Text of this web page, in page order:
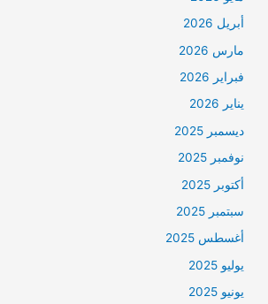
أبريل 2026
مارس 2026
فبراير 2026
يناير 2026
ديسمبر 2025
نوفمبر 2025
أكتوبر 2025
سبتمبر 2025
أغسطس 2025
يوليو 2025
يونيو 2025